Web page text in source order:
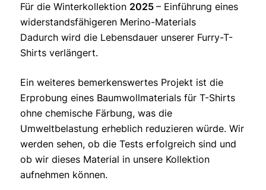
Für die Winterkollektion 2025– Einführung eines
widerstandsfähigeren Merino-Materials
Dadurch wird die Lebensdauer unserer Furry-T-
Shirts verlängert.
Ein weiteres bemerkenswertes Projekt ist die
Erprobung eines Baumwollmaterials für T-Shirts
ohne chemische Färbung, was die
Umweltbelastung erheblich reduzieren würde. Wir
werden sehen, ob die Tests erfolgreich sind und
ob wir dieses Material in unsere Kollektion
aufnehmen können.